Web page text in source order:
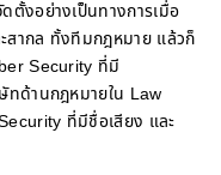
ตั้งอย่างเป็นทางการเมื่อ
ากล ทั้งทีมกฎหมาย แล้วก็
Security ที่มี
ทด้านกฎหมายใน Law
ที่มีชื่อเสียง และ